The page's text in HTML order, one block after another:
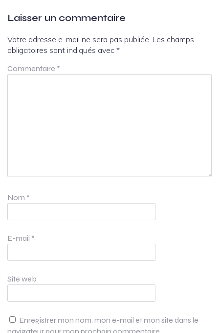
Laisser un commentaire
Votre adresse e-mail ne sera pas publiée. Les champs
obligatoires sont indiqués avec *
Commentaire *
Nom *
E-mail *
Site web
Enregistrer mon nom, mon e-mail et mon site dans le
navigateur pour mon prochain commentaire.